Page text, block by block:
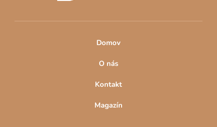
Domov
O nás
Kontakt
Magazín